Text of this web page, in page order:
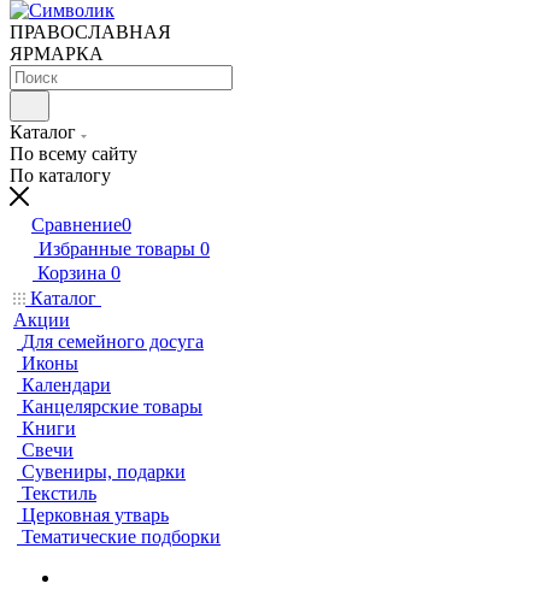
ПРАВОСЛАВНАЯ
ЯРМАРКА
Каталог
По всему сайту
По каталогу
Сравнение0
Избранные товары 0
Корзина 0
Каталог
Акции
Для семейного досуга
Иконы
Календари
Канцелярские товары
Книги
Свечи
Сувениры, подарки
Текстиль
Церковная утварь
Тематические подборки